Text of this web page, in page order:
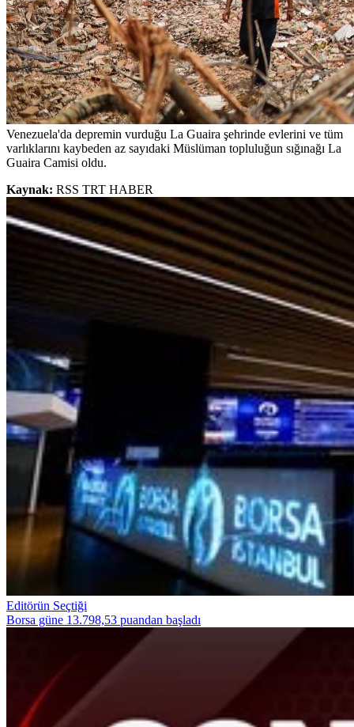
Venezuela'da depremin vurduğu La Guaira şehrinde evlerini ve tüm
varlıklarını kaybeden az sayıdaki Müslüman topluluğun sığınağı La
Guaira Camisi oldu.
Kaynak: RSS TRT HABER
Editörün Seçtiği
Borsa güne 13.798,53 puandan başladı